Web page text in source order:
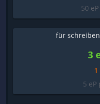
50
für
3
5 eP